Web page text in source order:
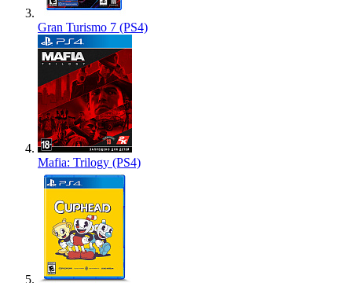
Gran Turismo 7 (PS4)
Mafia: Trilogy (PS4)